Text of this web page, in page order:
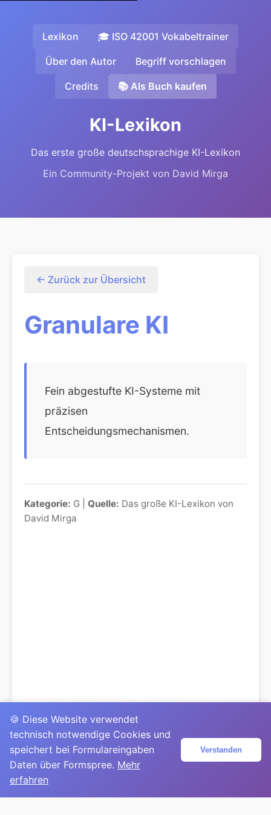
Lexikon 🎓 ISO 42001 Vokabeltrainer
Über den Autor Begriff vorschlagen
Credits 📚 Als Buch kaufen
KI-Lexikon
Das erste große deutschsprachige KI-Lexikon
Ein Community-Projekt von David Mirga
← Zurück zur Übersicht
Granulare KI
Fein abgestufte KI-Systeme mit
präzisen
Entscheidungsmechanismen.
Kategorie: G | Quelle: Das große KI-Lexikon von
David Mirga
🍪 Diese Website verwendet
technisch notwendige Cookies und
speichert bei Formulareingaben
Daten über Formspree. Mehr
erfahren
Verstanden